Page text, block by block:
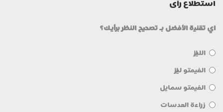
استطلاع رأی
اي تقنية الأفضل بـ تصحيح النظر برأيك؟
الليزك
الفيمتو ليزك
الفيمتو سمايل
زراعة العدسات